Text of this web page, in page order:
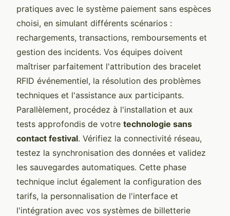
pratiques avec le système paiement sans espèces
choisi, en simulant différents scénarios :
rechargements, transactions, remboursements et
gestion des incidents. Vos équipes doivent
maîtriser parfaitement l'attribution des bracelet
RFID événementiel, la résolution des problèmes
techniques et l'assistance aux participants.
Parallèlement, procédez à l'installation et aux
tests approfondis de votre technologie sans
contact festival. Vérifiez la connectivité réseau,
testez la synchronisation des données et validez
les sauvegardes automatiques. Cette phase
technique inclut également la configuration des
tarifs, la personnalisation de l'interface et
l'intégration avec vos systèmes de billetterie